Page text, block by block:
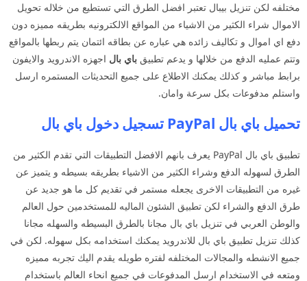
مختلفه لكن تنزيل بيبال تعتبر افضل الطرق التي تستطيع من خلاله تحويل
الاموال شراء الكثير من الاشياء من المواقع الالكترونيه بطريقه مميزه دون
دفع اي اموال و تكاليف زائده هي عباره عن بطاقه ائتمان يتم ربطها بالمواقع
وتتم عمليه الدفع من خلالها و يدعم تطبيق باي بال اجهزه الاندرويد والايفون
برابط مباشر و كذلك يمكنك الاطلاع على جميع التحديثات المستمره ارسل
واستلم مدفوعات بكل سرعة وامان.
تحميل باي بال PayPal تسجيل دخول باي بال
تطبيق باي بال PayPal يعرف بانهم الافضل التطبيقات التي تقدم الكثير من
الطرق لسهوله الدفع وشراء الكثير من الاشياء بطريقه بسيطه و يتميز عن
غيره من التطبيقات الاخرى يجعله مستمر في تقديم كل ما هو جديد عن
طرق الدفع والشراء لكن تطبيق الشئون الماليه للمستخدمين حول العالم
والوطن العربي في تنزيل باي بال مجانا بالطرق البسيطه والسهله مجانا
كذلك تنزيل تطبيق باي بال للاندرويد يمكنك استخدامه بكل سهوله. لكن في
جميع الانشطه والمجالات المختلفه لفتره طويله يقدم اليك تجربه مميزه
ومتعه في الاستخدام ارسل المدفوعات في جميع انحاء العالم باستخدام